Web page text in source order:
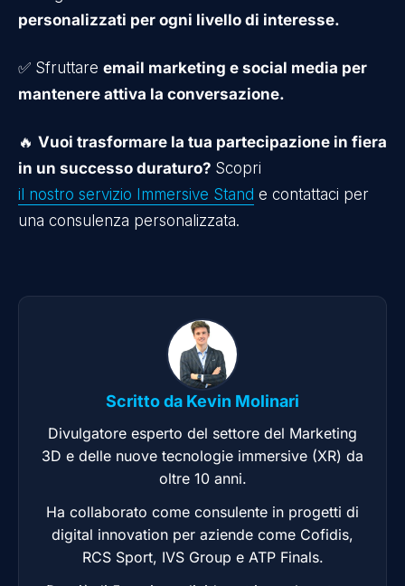
personalizzati per ogni livello di interesse.
✅ Sfruttare email marketing e social media per
mantenere attiva la conversazione.
🔥 Vuoi trasformare la tua partecipazione in fiera
in un successo duraturo? Scopri
il nostro servizio Immersive Stand e contattaci per
una consulenza personalizzata.
Scritto da Kevin Molinari
Divulgatore esperto del settore del Marketing
3D e delle nuove tecnologie immersive (XR) da
oltre 10 anni.
Ha collaborato come consulente in progetti di
digital innovation per aziende come Cofidis,
RCS Sport, IVS Group e ATP Finals.